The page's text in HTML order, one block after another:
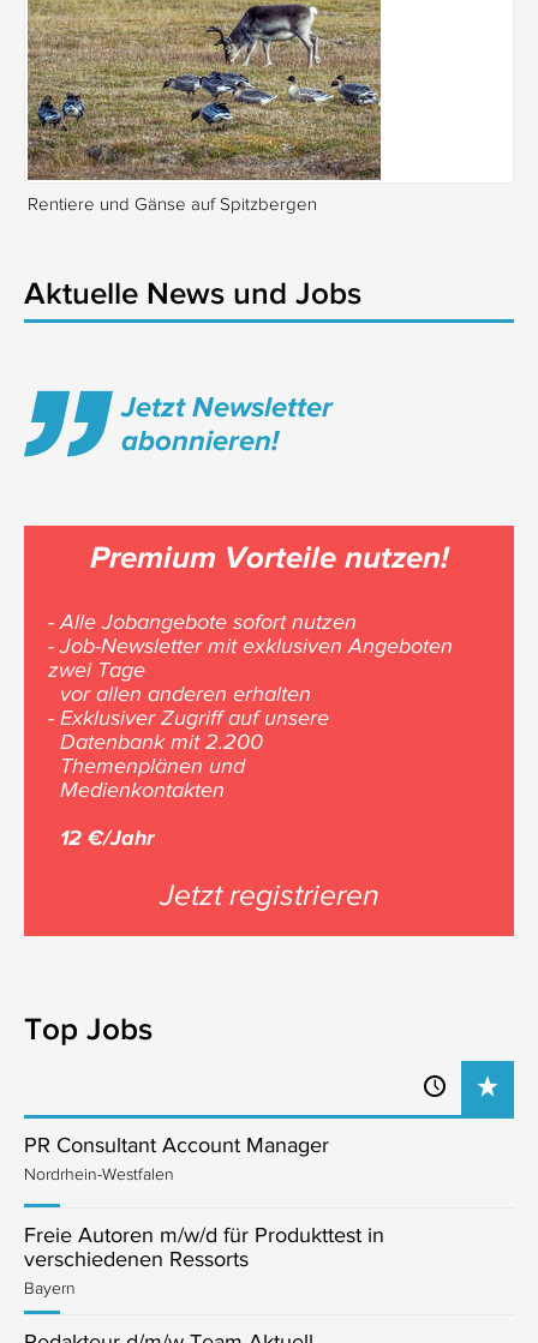
Rentiere und Gänse auf Spitzbergen
Aktuelle News und Jobs
Jetzt Newsletter
abonnieren!
Premium Vorteile nutzen!
- Alle Jobangebote sofort nutzen
- Job-Newsletter mit exklusiven Angeboten
zwei Tage
vor allen anderen erhalten
- Exklusiver Zugriff auf unsere
Datenbank mit 2.200
Themenplänen und
Medienkontakten
12 €/Jahr
Jetzt registrieren
Top Jobs
PR Consultant Account Manager
Nordrhein-Westfalen
Freie Autoren m/w/d für Produkttest in
verschiedenen Ressorts
Bayern